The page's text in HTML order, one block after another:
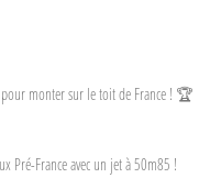
monter sur le toit de France ! 🏆
Pré-France avec un jet à 50m85 !